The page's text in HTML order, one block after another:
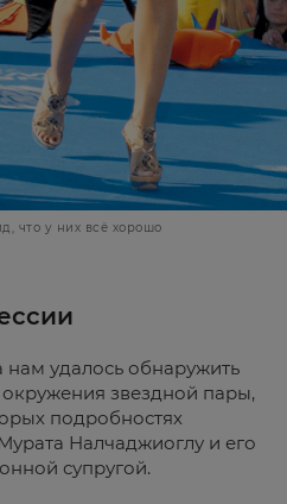
что у них всё хорошо
нам удалось обнаружить
окружения звездной пары,
подробностях
Налчаджиоглу и его
супругой.